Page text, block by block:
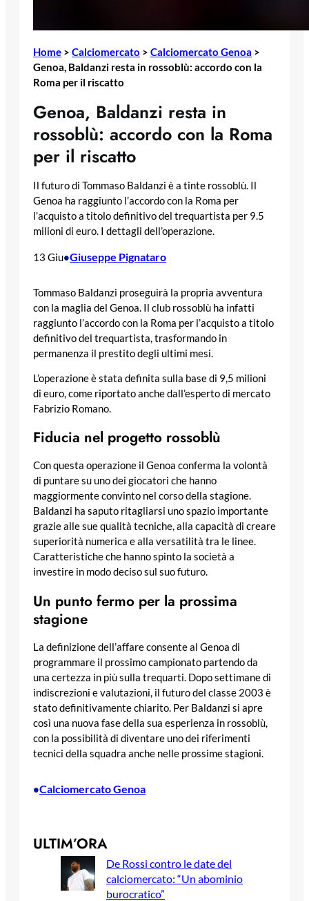
Home > Calciomercato > Calciomercato Genoa >
Genoa, Baldanzi resta in rossoblù: accordo con la
Roma per il riscatto
Genoa, Baldanzi resta in
rossoblù: accordo con la Roma
per il riscatto
Il futuro di Tommaso Baldanzi è a tinte rossoblù. Il
Genoa ha raggiunto l’accordo con la Roma per
l’acquisto a titolo definitivo del trequartista per 9.5
milioni di euro. I dettagli dell’operazione.
13 Giu•Giuseppe Pignataro
Tommaso Baldanzi proseguirà la propria avventura
con la maglia del Genoa. Il club rossoblù ha infatti
raggiunto l’accordo con la Roma per l’acquisto a titolo
definitivo del trequartista, trasformando in
permanenza il prestito degli ultimi mesi.
L’operazione è stata definita sulla base di 9,5 milioni
di euro, come riportato anche dall’esperto di mercato
Fabrizio Romano.
Fiducia nel progetto rossoblù
Con questa operazione il Genoa conferma la volontà
di puntare su uno dei giocatori che hanno
maggiormente convinto nel corso della stagione.
Baldanzi ha saputo ritagliarsi uno spazio importante
grazie alle sue qualità tecniche, alla capacità di creare
superiorità numerica e alla versatilità tra le linee.
Caratteristiche che hanno spinto la società a
investire in modo deciso sul suo futuro.
Un punto fermo per la prossima
stagione
La definizione dell’affare consente al Genoa di
programmare il prossimo campionato partendo da
una certezza in più sulla trequarti. Dopo settimane di
indiscrezioni e valutazioni, il futuro del classe 2003 è
stato definitivamente chiarito. Per Baldanzi si apre
così una nuova fase della sua esperienza in rossoblù,
con la possibilità di diventare uno dei riferimenti
tecnici della squadra anche nelle prossime stagioni.
•Calciomercato Genoa
ULTIM’ORA
De Rossi contro le date del
calciomercato: “Un abominio
burocratico”